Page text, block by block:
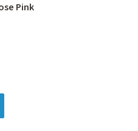
Pink